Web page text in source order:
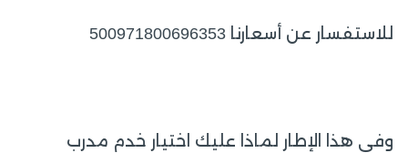
للاستفسار عن أسعارنا 500971800696353
وفي هذا الإطار لماذا عليك اختيار خدم مدرب